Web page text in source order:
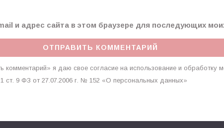
и адрес сайта в этом браузере для последующих
комментарий» я даю свое согласие на использование и обработку
1 ст. 9 ФЗ от 27.07.2006 г. № 152 «О персональных данных»